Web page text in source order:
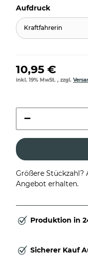
Aufdruck
Kraftfahrerin
10,95 €
inkl. 19% MwSt. , zzgl.
Größere
Angebot erhalten.
Produktion in
Sicherer Kauf